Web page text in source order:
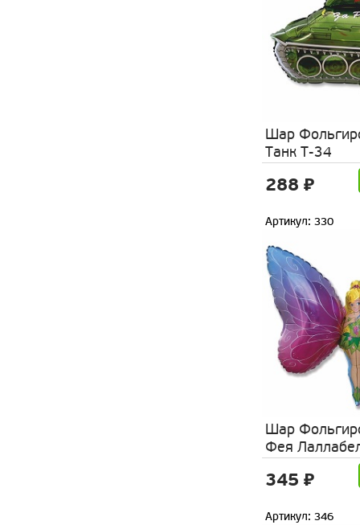
Шар
Танк Т-34
288 ₽
Артикул: 330
Шар
Фея
345 ₽
Артикул: 346